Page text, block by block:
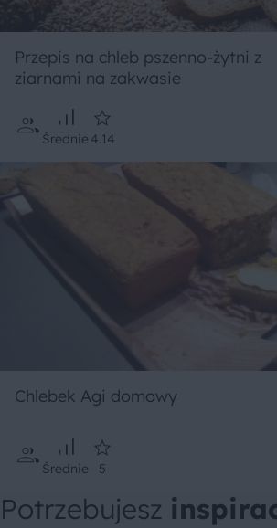
Przepis na chleb pszenno-żytni z
ziarnami na zakwasie
Średnie 4.14
Chlebek Agi domowy
Średnie 5
Potrzebujesz